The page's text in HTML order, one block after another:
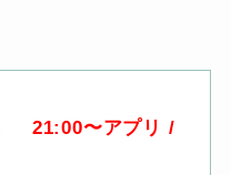
21:00〜アプリ /